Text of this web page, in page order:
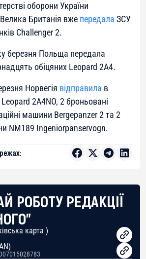
оборони України
Британія вже передала ЗСУ
Challenger 2.
березня Польща передала
обіцяних Leopard 2A4.
Норвегія відправила в
Leopard 2A4NO, 2 броньовані
машини Bergepanzer 2 та 2
NM189 Ingeniorpanservogn.
РОБОТУ РЕДАКЦІЇ
карта )